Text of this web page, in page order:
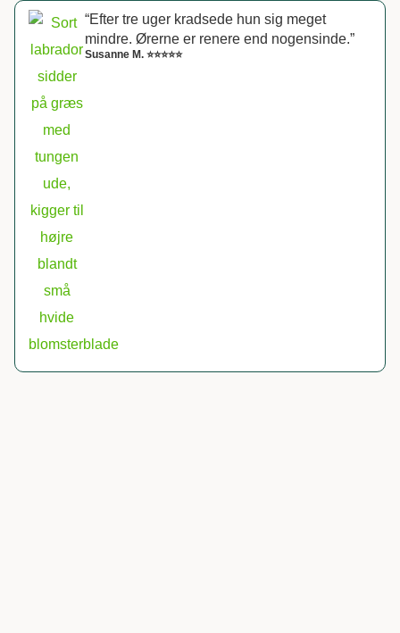
“Efter tre uger kradsede hun sig meget
mindre. Ørerne er renere end nogensinde.”
Susanne M. ⭐⭐⭐⭐⭐